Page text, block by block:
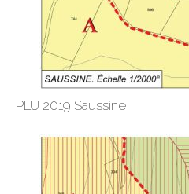
PLU 2019 Saussine